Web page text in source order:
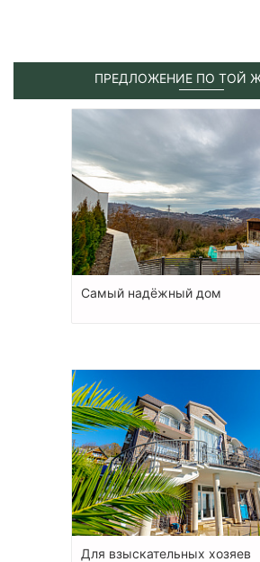
ПРЕДЛОЖЕНИЕ ПО ТОЙ
Самый надёжный дом
Для взыскательных хозяев